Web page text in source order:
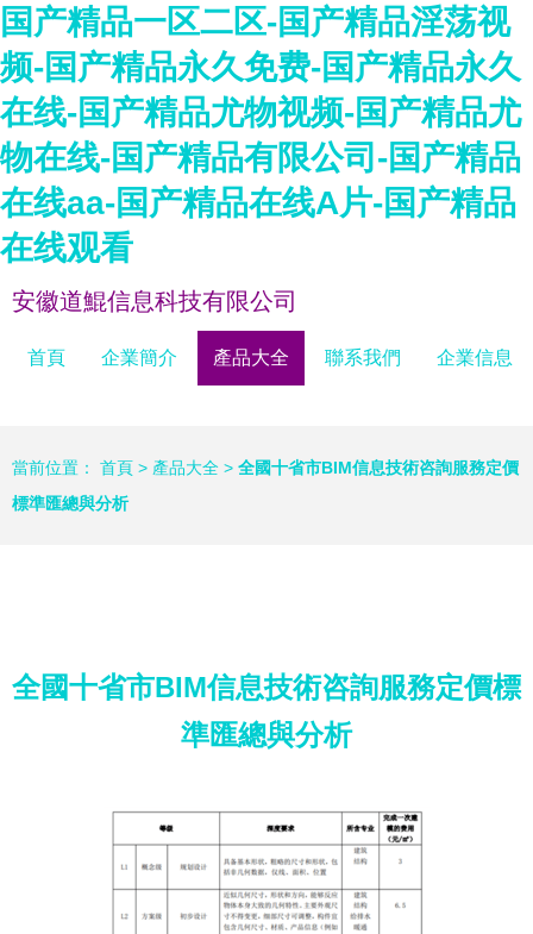
国产精品一区二区-国产精品淫荡视
频-国产精品永久免费-国产精品永久
在线-国产精品尤物视频-国产精品尤
物在线-国产精品有限公司-国产精品
在线aa-国产精品在线A片-国产精品
在线观看
安徽道鯤信息科技有限公司
首頁 企業簡介 產品大全 聯系我們 企業信息
當前位置： 首頁 > 產品大全 > 全國十省市BIM信息技術咨詢服務定價
標準匯總與分析
全國十省市BIM信息技術咨詢服務定價標
準匯總與分析